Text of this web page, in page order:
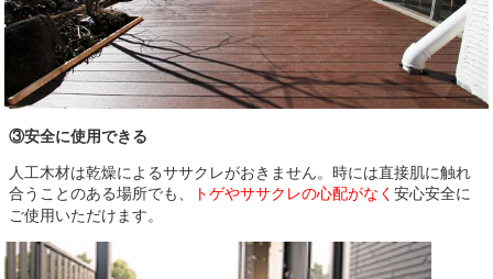
③安全に使用できる
人工木材は乾燥によるササクレがおきません。時には直接肌に触れ
合うことのある場所でも、
トゲやササクレの心配がなく 安心安全に
ご使用いただけます。